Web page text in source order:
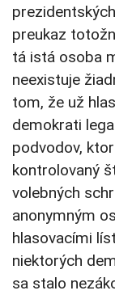
preukaz
tá istá osoba
neexistuje
tom, že už
demokrati
podvodov,
kontrolovaný
volebných
anonymným
hlasovacími
niektorých
sa stalo